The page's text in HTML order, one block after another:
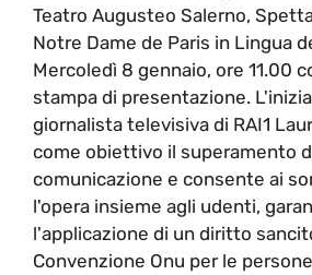
Teatro Augusteo Salerno,
Notre Dame de Paris in Lingua
Mercoledì 8 gennaio, ore 11.00
stampa di presentazione.
giornalista televisiva di RAI1
come obiettivo il superamento
comunicazione e consente ai
l'opera insieme agli udenti,
l'applicazione di un diritto
Convenzione Onu per le